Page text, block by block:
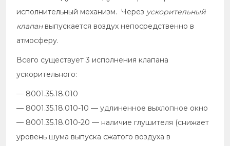
исполнительный механизм. Через ускорительный
клапанвыпускается воздух непосредственно в
атмосферу.
Всего существует 3 исполнения клапана
ускорительного:
— 8001.35.18.010
— 8001.35.18.010-10 — удлиненное выхлопное окно
— 8001.35.18.010-20 — наличие глушителя (снижает
уровень шума выпуска сжатого воздуха в